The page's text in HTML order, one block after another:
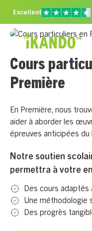
Excellent
Cours
Première
En Première, nous
aider à aborder les
épreuves anticipées du
Notre soutien
permettra à votre
Des cours adaptés
Une méthodologie
Des progrès